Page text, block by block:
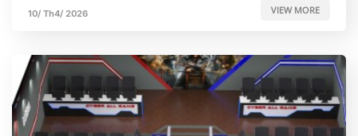
10/ Th4/ 2026 VIEW MORE